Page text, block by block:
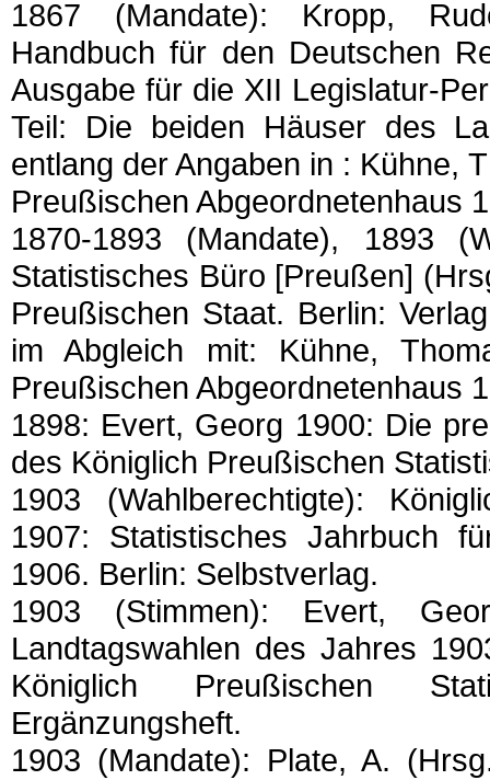
1867 (Mandate): Kropp,
Handbuch für den Deutschen
Ausgabe für die XII Legislatur-
Teil: Die beiden Häuser des
entlang der Angaben in : Kühne,
Preußischen Abgeordnetenhaus
1870-1893 (Mandate), 1893
Statistisches Büro [Preußen]
Preußischen Staat. Berlin:
im Abgleich mit: Kühne,
Preußischen Abgeordnetenhaus
1898: Evert, Georg 1900: Die
des Königlich Preußischen
1903 (Wahlberechtigte):
1907: Statistisches Jahrbuch
1906. Berlin: Selbstverlag.
1903 (Stimmen): Evert,
Landtagswahlen des Jahres
Königlich Preußischen
Ergänzungsheft.
1903 (Mandate): Plate, A.